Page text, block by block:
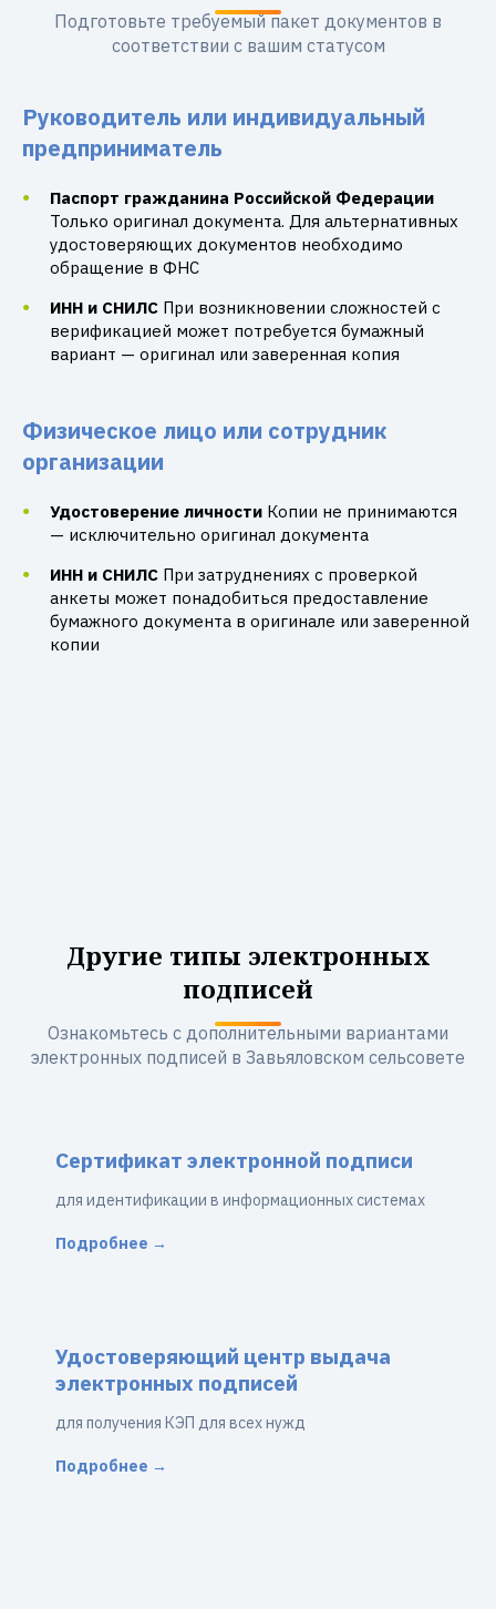
Подготовьте требуемый пакет документов в
соответствии с вашим статусом
Руководитель или индивидуальный
предприниматель
Паспорт гражданина Российской Федерации
Только оригинал документа. Для альтернативных
удостоверяющих документов необходимо
обращение в ФНС
ИНН и СНИЛС При возникновении сложностей с
верификацией может потребуется бумажный
вариант — оригинал или заверенная копия
Физическое лицо или сотрудник
организации
Удостоверение личности Копии не принимаются
— исключительно оригинал документа
ИНН и СНИЛС При затруднениях с проверкой
анкеты может понадобиться предоставление
бумажного документа в оригинале или заверенной
копии
Другие типы электронных
подписей
Ознакомьтесь с дополнительными вариантами
электронных подписей в Завьяловском сельсовете
Сертификат электронной подписи
для идентификации в информационных системах
Подробнее →
Удостоверяющий центр выдача
электронных подписей
для получения КЭП для всех нужд
Подробнее →